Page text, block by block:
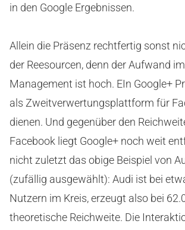
in den Google Ergebnissen.
Allein die Präsenz rechtfertig sonst
der Reesourcen, denn der Aufwand
Management ist hoch. EIn Google+
als Zweitverwertungsplattform für
dienen. Und gegenüber den
Facebook liegt Google+ noch weit
nicht zuletzt das obige Beispiel von
(zufällig ausgewählt): Audi ist bei
Nutzern im Kreis, erzeugt also bei
theoretische Reichweite. Die